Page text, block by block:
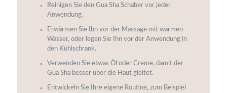
Reinigen Sie den Gua Sha Schaber vor jeder
Anwendung.
Erwärmen Sie Ihn vor der Massage mit warmen
Wasser, oder legen Sie Ihn vor der Anwendung in
den Kühlschrank.
Verwenden Sie etwas Öl oder Creme, damit der
Gua Sha besser über die Haut gleitet.
Entwickeln Sie Ihre eigene Routine, zum Beispiel